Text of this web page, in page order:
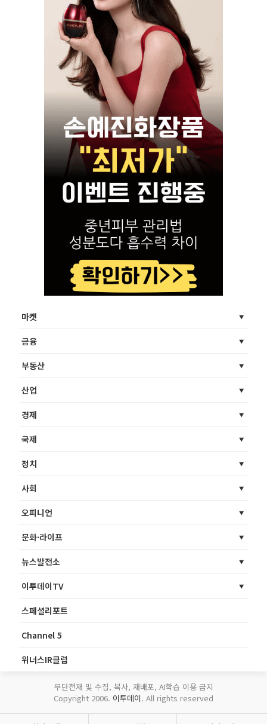
마켓
금융
부동산
산업
경제
국제
정치
사회
오피니언
문화·라이프
뉴스발전소
이투데이TV
스페셜리포트
Channel 5
위너스IR클럽
무단전재 및 수집, 복사, 재배포, AI학습 이용 금지
Copyright 2006. 이투데이. All rights reserved